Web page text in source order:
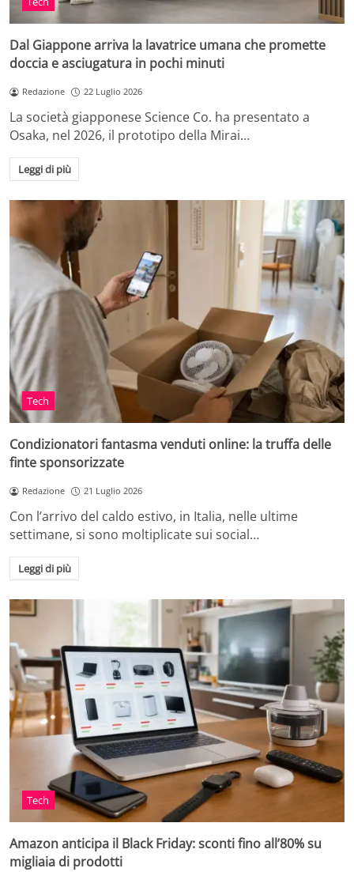
Dal Giappone arriva la lavatrice umana che promette
doccia e asciugatura in pochi minuti
Redazione 22 Luglio 2026
La società giapponese Science Co. ha presentato a
Osaka, nel 2026, il prototipo della Mirai…
Leggi di più
Tech
Condizionatori fantasma venduti online: la truffa delle
finte sponsorizzate
Redazione 21 Luglio 2026
Con l’arrivo del caldo estivo, in Italia, nelle ultime
settimane, si sono moltiplicate sui social…
Leggi di più
Tech
Amazon anticipa il Black Friday: sconti fino all’80% su
migliaia di prodotti